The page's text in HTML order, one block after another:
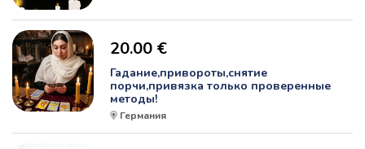
20.00 €
Гадание,привороты,снятие
порчи,привязка только проверенные
методы!
Германия